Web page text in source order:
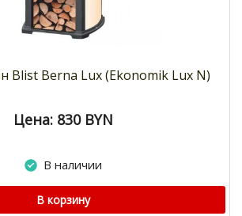
Blist Berna Lux (Ekonomik Lux N)
Цена: 830 BYN
В наличии
В корзину